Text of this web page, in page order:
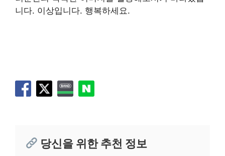
니다. 이상입니다. 행복하세요.
당신을 위한 추천 정보